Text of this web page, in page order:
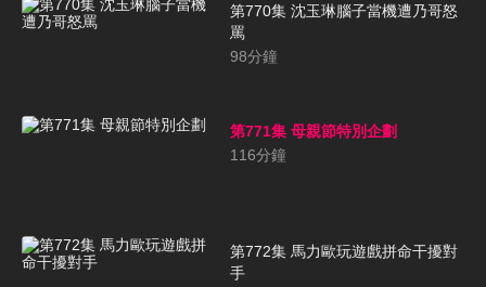
第770集 沈玉琳腦子當機遭乃哥怒
罵
98分鐘
第771集 母親節特別企劃
116分鐘
第772集 馬力歐玩遊戲拼命干擾對
手